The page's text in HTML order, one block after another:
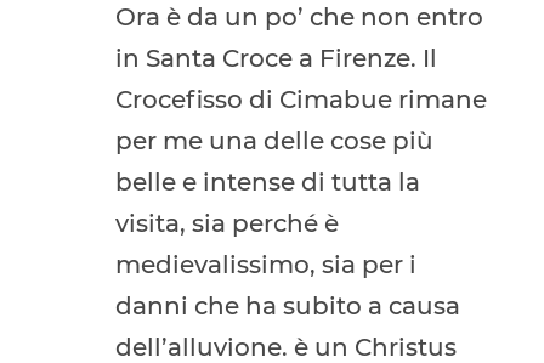
Ora è da un po’ che non entro
in Santa Croce a Firenze. Il
Crocefisso di Cimabue rimane
per me una delle cose più
belle e intense di tutta la
visita, sia perché è
medievalissimo, sia per i
danni che ha subito a causa
dell’alluvione. è un Christus